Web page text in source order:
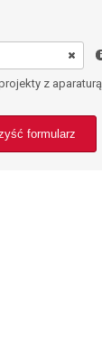
z aparaturą
formularz